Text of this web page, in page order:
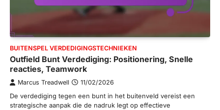
BUITENSPEL VERDEDIGINGSTECHNIEKEN
Outfield Bunt Verdediging: Positionering, Snelle
reacties, Teamwork
Marcus Treadwell 11/02/2026
De verdediging tegen een bunt in het buitenveld vereist een
strategische aanpak die de nadruk legt op effectieve